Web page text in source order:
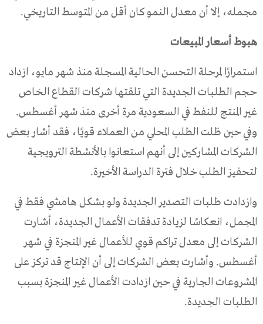
مجمله، إلا أن معدل النمو كان أقل من المتوسط التاريخي.
هبوط أسعار المبيعات
استمرارًا لمرحلة التحسن الحالية المسجلة منذ شهر مايو، ازداد
حجم الطلبات الجديدة التي تلقتها شركات القطاع الخاص
غير المنتج للنفط في السعودية مرة أخرى منذ شهر أغسطس.
وفي حين ظلت الطلب المحلي من العملاء قويًا، فقد أشار بعض
الشركات المشاركين إلى أنهم استعانوا بالأنشطة الترويجية
لتحفيز الطلب خلال فترة الدراسة الأخيرة.
وازدادت طلبات التصدير الجديدة ولو بشكل هامشي فقط في
المجمل، انعكاسًا لزيادة تدفقات الأعمال الجديدة، أشارت
الشركات إلى معدل تراكم قوي للأعمال غير المنجزة في شهر
أغسطس. وأشارت بعض الشركات إلى أن الإنتاج قد تركز على
المشروعات الجارية في حين ازدادت الأعمال غير المنجزة بسبب
الطلبات الجديدة.